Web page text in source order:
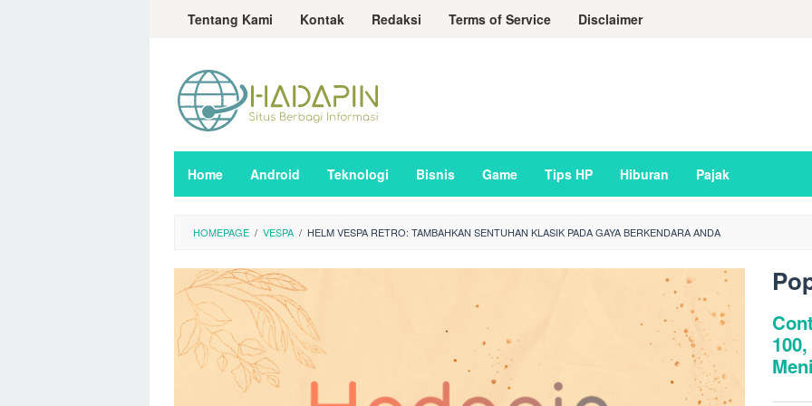
LoncatTentang Kami Kontak Redaksi Terms of Service Disclaimer
Home Android Teknologi Bisnis Game Tips HP Hiburan Pajak
HOMEPAGE / VESPA / HELM VESPA RETRO: TAMBAHKAN SENTUHAN KLASIK PADA GAYA BERKENDARA ANDA